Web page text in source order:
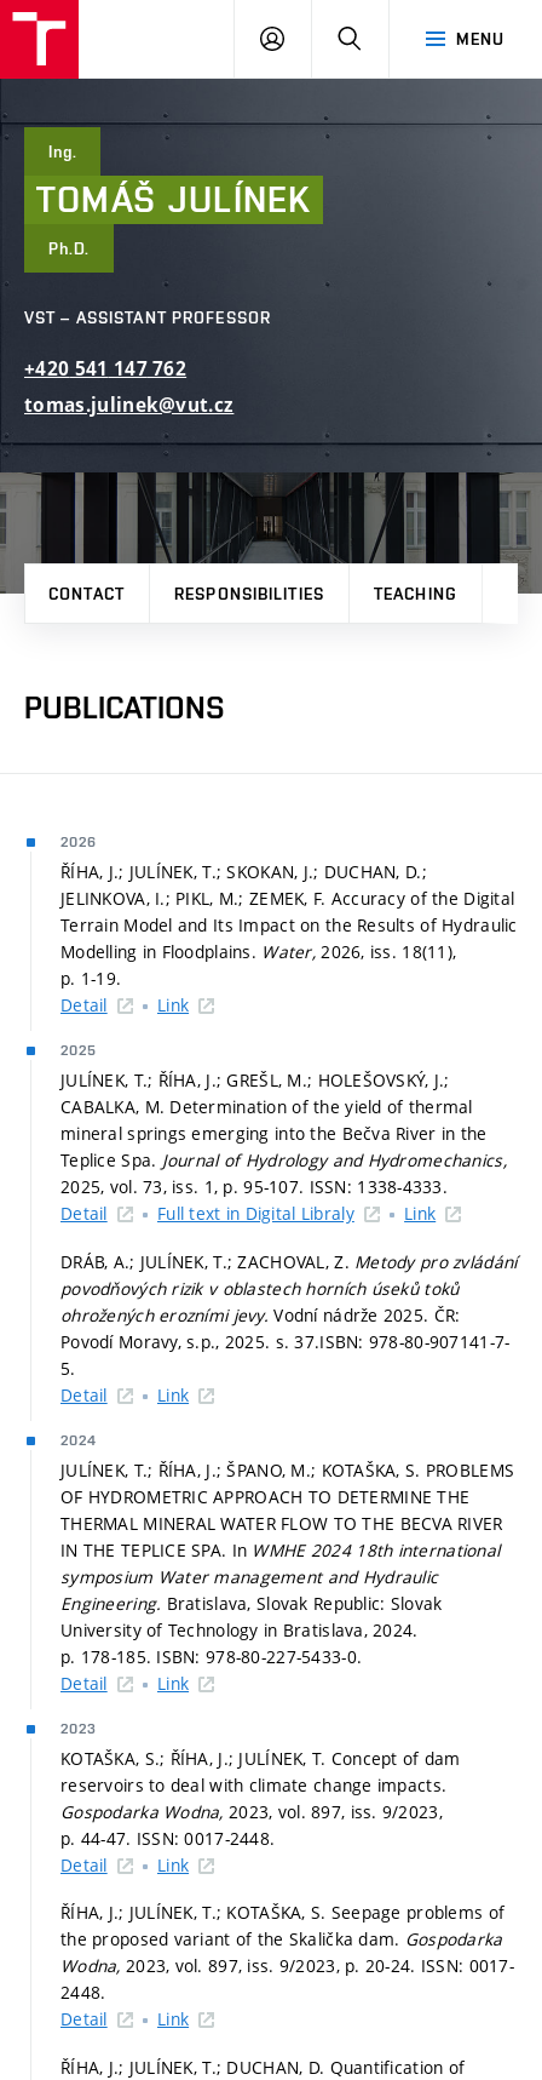
MENU
LOG
Ing.
TOMÁŠ JULÍNEK
Ph.D.
VST – ASSISTANT PROFESSOR
+420 541 147762
tomas.julinek@vut.cz
CONTACT RESPONSIBILITIES TEACHING
PUBLICATIONS
2026
ŘÍHA, J.; JULÍNEK, T.; SKOKAN, J.; DUCHAN, D.;
JELINKOVA, I.; PIKL, M.; ZEMEK, F. Accuracy of the Digital
Terrain Model and Its Impact on the Results of Hydraulic
Modelling in Floodplains. Water,2026, iss. 18(11),
p. 1-19.
Detail
Link
2025
JULÍNEK, T.; ŘÍHA, J.; GREŠL, M.; HOLEŠOVSKÝ, J.;
CABALKA, M. Determination of the yield of thermal
mineral springs emerging into the Bečva River in the
Teplice Spa. Journal of Hydrology and Hydromechanics,
2025, vol. 73, iss. 1, p. 95-107. ISSN: 1338-4333.
Detail
Full text in Digital Libraly Link
DRÁB, A.; JULÍNEK, T.; ZACHOVAL, Z. Metody pro zvládání
povodňových rizik v oblastech horních úseků toků
ohrožených erozními jevy.Vodní nádrže 2025. ČR:
Povodí Moravy, s.p., 2025. s. 37.ISBN: 978-80-907141-7-
5.
Detail
Link
2024
JULÍNEK, T.; ŘÍHA, J.; ŠPANO, M.; KOTAŠKA, S. PROBLEMS
OF HYDROMETRIC APPROACH TO DETERMINE THE
THERMAL MINERAL WATER FLOW TO THE BECVA RIVER
IN THE TEPLICE SPA. In WMHE 2024 18th international
symposium Water management and Hydraulic
Engineering. Bratislava, Slovak Republic: Slovak
University of Technology in Bratislava, 2024.
p. 178-185. ISBN: 978-80-227-5433-0.
Detail
Link
2023
KOTAŠKA, S.; ŘÍHA, J.; JULÍNEK, T. Concept of dam
reservoirs to deal with climate change impacts.
Gospodarka Wodna, 2023, vol. 897, iss. 9/2023,
p. 44-47. ISSN: 0017-2448.
Detail
Link
ŘÍHA, J.; JULÍNEK, T.; KOTAŠKA, S. Seepage problems of
the proposed variant of the Skalička dam. Gospodarka
Wodna, 2023, vol. 897, iss. 9/2023, p. 20-24. ISSN: 0017-
2448.
Detail
Link
ŘÍHA, J.; JULÍNEK, T.; DUCHAN, D. Quantification of